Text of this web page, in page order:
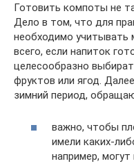
Готовить компоты не
Дело в том, что для
необходимо
всего, если напиток
целесообразно
фруктов или ягод.
зимний период,
важно, чтобы
имели каких-
например,